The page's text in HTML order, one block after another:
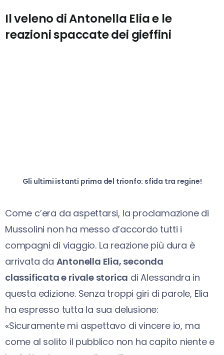
Il veleno di Antonella Elia e le
reazioni spaccate dei gieffini
Gli ultimi istanti prima del trionfo: sfida tra regine!
Come c’era da aspettarsi, la proclamazione di
Mussolini non ha messo d’accordo tutti i
compagni di viaggio. La reazione più dura è
arrivata da Antonella Elia, seconda
classificata e rivale storica di Alessandra in
questa edizione. Senza troppi giri di parole, Elia
ha espresso tutta la sua delusione:
«Sicuramente mi aspettavo di vincere io, ma
come al solito il pubblico non ha capito niente e